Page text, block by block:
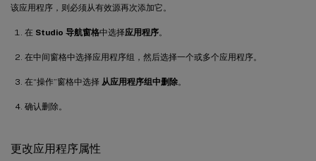
该应用程序，则必须从有效源再次添加它。
在 Studio 导航窗格中选择应用程序。
在中间窗格中选择应用程序组，然后选择一个或多个应用程序。
在“操作”窗格中选择 从应用程序组中删除。
确认删除。
更改应用程序属性